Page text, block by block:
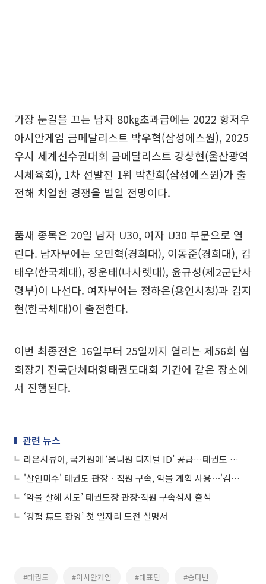
가장 눈길을 끄는 남자 80㎏초과급에는 2022 항저우
아시안게임 금메달리스트 박우혁(삼성에스원), 2025
우시 세계선수권대회 금메달리스트 강상현(울산광역
시체육회), 1차 선발전 1위 박찬희(삼성에스원)가 출
전해 치열한 경쟁을 벌일 전망이다.
품새 종목은 20일 남자 U30, 여자 U30 부문으로 열
린다. 남자부에는 오민혁(경희대), 이동준(경희대), 김
태우(한국체대), 장운태(나사렛대), 윤규성(제2군단사
령부)이 나선다. 여자부에는 정하은(용인시청)과 김지
현(한국체대)이 출전한다.
이번 최종전은 16일부터 25일까지 열리는 제56회 협
회장기 전국단체대항태권도대회 기간에 같은 장소에
서 진행된다.
관련 뉴스
라온시큐어, 국기원에 ‘옴니원 디지털 ID’ 공급…태권도 품·단증이 스마트폰에
'살인미수' 태권도 관장ㆍ직원 구속, 약물 계획 사용⋯'김소영 레시피' 모방했나
‘약물 살해 시도’ 태권도장 관장·직원 구속심사 출석
‘경험 無도 환영’ 첫 일자리 도전 설명서
#태권도 #아시안게임 #대표팀 #송다빈